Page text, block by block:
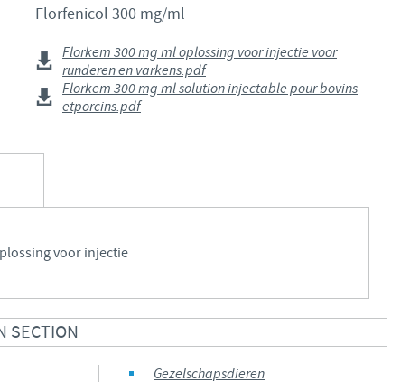
Canada (EN)
Peru
Florfenicol 300 mg/ml
Florkem 300 mg ml oplossing voor injectie voor
runderen en varkens.pdf
Florkem 300 mg ml solution injectable pour bovins
etporcins.pdf
voor injectie
SECTION
Gezelschapsdieren